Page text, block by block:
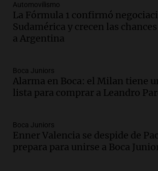
Audio.Mañana inicia la gran
en la Sociedad Rural de
actividades para toda la
Panorama Federal
Audio.
edificios y una casa del
jóvenes de la región
Audio.Preparativos finales
exposición en la sociedad
Bulaya este sábado
Automovilismo
La Fórmula 1 confirmó
Sudamérica y crecen las
a Argentina
Boca Juniors
Alarma en Boca: el Milan tiene
lista para comprar a Leandro
Boca Juniors
Enner Valencia se despide de
prepara para unirse a Boca